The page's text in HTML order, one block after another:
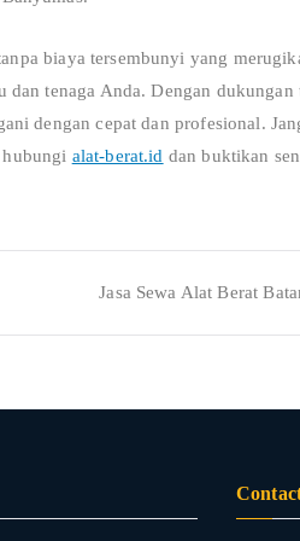
biaya tersembunyi yang
tenaga Anda. Dengan
dengan cepat dan profesional.
alat-berat.id dan buktikan
Jasa Sewa Alat Berat